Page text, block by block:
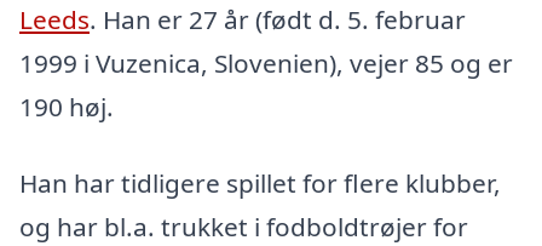
Leeds. Han er 27 år (født d. 5. februar
1999 i Vuzenica, Slovenien), vejer 85 og er
190 høj.
Han har tidligere spillet for flere klubber,
og har bl.a. trukket i fodboldtrøjer for